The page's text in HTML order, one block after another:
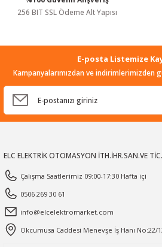
256 BIT SSL Ödeme Alt Yapısı
E-posta Listemize
Kampanyalarımızdan ve indirimlerimizden
ELC ELEKTRİK OTOMASYON İTH.İHR.SAN.VE
Çalışma Saatlerimiz 09:00-17:30 Hafta içi
0506 269 30 61
info@elcelektromarket.com
Okcumusa Caddesi Menevşe İş Hanı